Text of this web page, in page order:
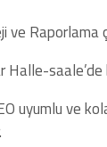
Raporlama
saale’de
uyumlu ve